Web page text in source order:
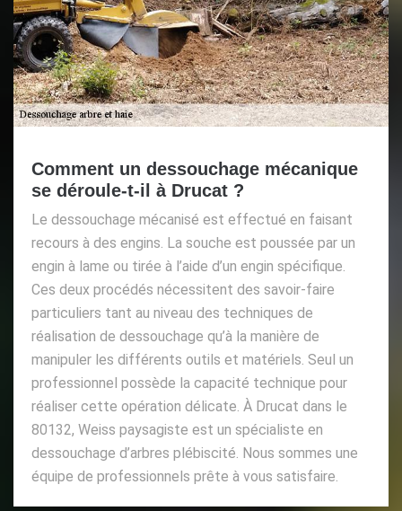
Comment un dessouchage mécanique
se déroule-t-il à Drucat ?
Le dessouchage mécanisé est effectué en faisant
recours à des engins. La souche est poussée par un
engin à lame ou tirée à l’aide d’un engin spécifique.
Ces deux procédés nécessitent des savoir-faire
particuliers tant au niveau des techniques de
réalisation de dessouchage qu’à la manière de
manipuler les différents outils et matériels. Seul un
professionnel possède la capacité technique pour
réaliser cette opération délicate. À Drucat dans le
80132, Weiss paysagiste est un spécialiste en
dessouchage d’arbres plébiscité. Nous sommes une
équipe de professionnels prête à vous satisfaire.